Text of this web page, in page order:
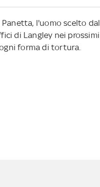
l'uomo scelto dal
di Langley nei prossimi
forma di tortura.